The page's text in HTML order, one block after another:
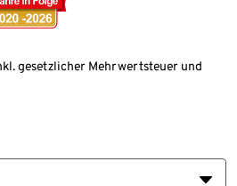
gesetzlicher Mehrwertsteuer und